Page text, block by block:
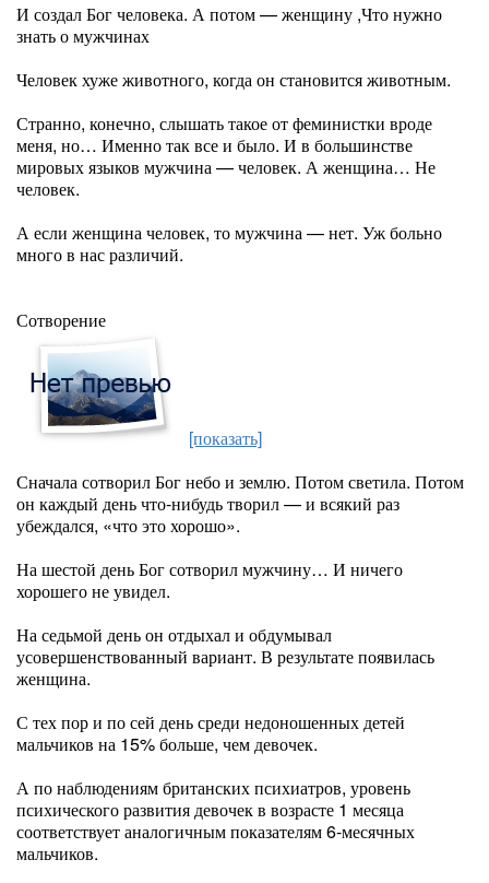
И создал Бог человека. А потом — женщину ,Что нужно
знать о мужчинах
Человек хуже животного, когда он становится животным.
Странно, конечно, слышать такое от феминистки вроде
меня, но… Именно так все и было. И в большинстве
мировых языков мужчина — человек. А женщина… Не
человек.
А если женщина человек, то мужчина — нет. Уж больно
много в нас различий.
Сотворение
[показать]
Сначала сотворил Бог небо и землю. Потом светила. Потом
он каждый день что-нибудь творил — и всякий раз
убеждался, «что это хорошо».
На шестой день Бог сотворил мужчину… И ничего
хорошего не увидел.
На седьмой день он отдыхал и обдумывал
усовершенствованный вариант. В результате появилась
женщина.
С тех пор и по сей день среди недоношенных детей
мальчиков на 15% больше, чем девочек.
А по наблюдениям британских психиатров, уровень
психического развития девочек в возрасте 1 месяца
соответствует аналогичным показателям 6-месячных
мальчиков.